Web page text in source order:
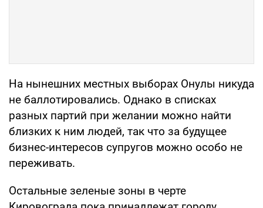
На нынешних местных выборах Онулы никуда
не баллотировались. Однако в списках
разных партий при желании можно найти
близких к ним людей, так что за будущее
бизнес-интересов супругов можно особо не
переживать.
Остальные зеленые зоны в черте